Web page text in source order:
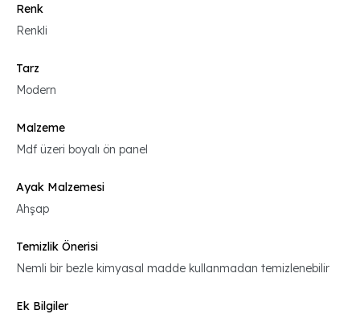
Renk
Renkli
Tarz
Modern
Malzeme
Mdf üzeri boyalı ön panel
Ayak Malzemesi
Ahşap
Temizlik Önerisi
Nemli bir bezle kimyasal madde kullanmadan temizlenebilir
Ek Bilgiler